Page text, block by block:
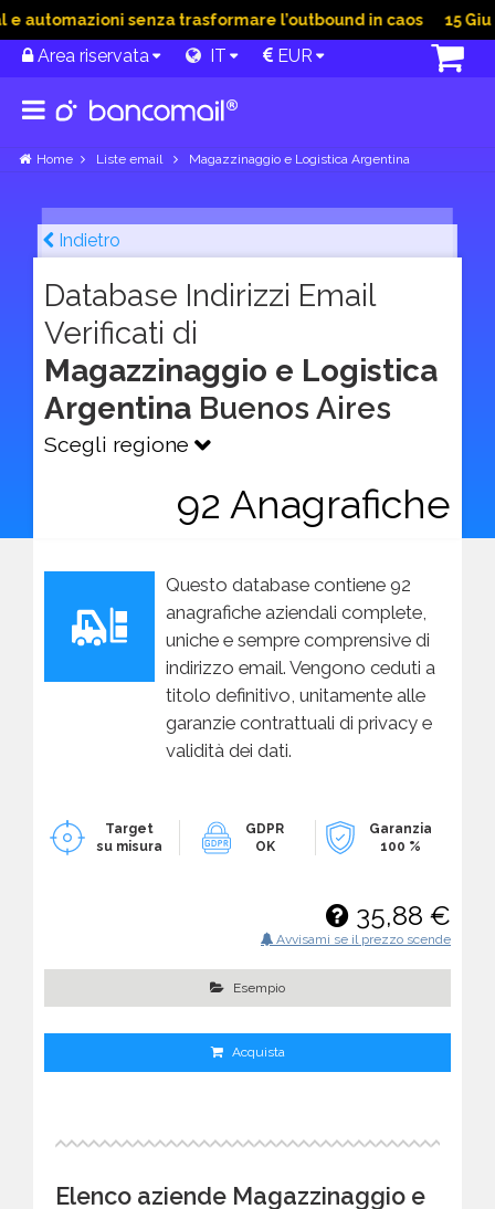
senza trasformare l’outbound in caos 15 Giu
Area riservata IT EUR
Home Liste email Magazzinaggio e Logistica Argentina
Indietro
Database Indirizzi Email
Verificati di
Magazzinaggio e Logistica
Argentina Buenos Aires
Scegli regione
92 Anagrafiche
Questo database contiene 92
anagrafiche aziendali complete,
uniche e sempre comprensive di
indirizzo email. Vengono ceduti a
titolo definitivo, unitamente alle
garanzie contrattuali di privacy e
validità dei dati.
Target
su misura
GDPR
OK
Garanzia
100 %
35,88 €
Avvisami se il prezzo scende
Esempio
Acquista
Elenco aziende Magazzinaggio e